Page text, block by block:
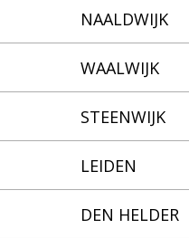
NAALDWIJK
WAALWIJK
STEENWIJK
LEIDEN
DEN HELDER